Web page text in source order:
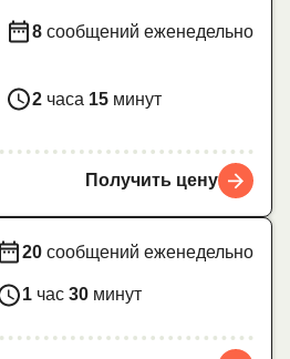
8 сообщений еженедельно
2 часа 15 минут
Получить цену
20 сообщений еженедельно
1 час 30 минут